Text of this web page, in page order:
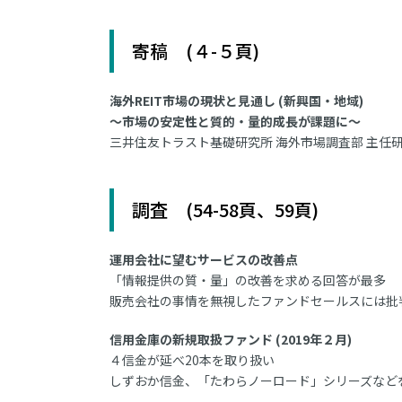
寄稿 (４-５頁)
海外REIT市場の現状と見通し (新興国・地域)
～市場の安定性と質的・量的成長が課題に～
三井住友トラスト基礎研究所 海外市場調査部 主任
調査 (54-58頁、59頁)
運用会社に望むサービスの改善点
「情報提供の質・量」の改善を求める回答が最多
販売会社の事情を無視したファンドセールスには批
信用金庫の新規取扱ファンド (2019年２月)
４信金が延べ20本を取り扱い
しずおか信金、「たわらノーロード」シリーズなど